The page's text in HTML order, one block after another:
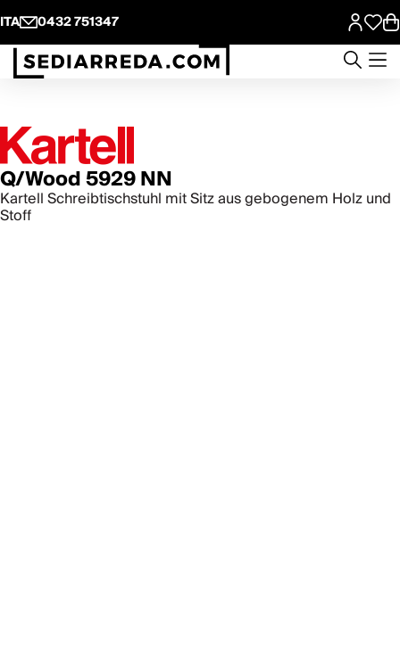
ITA 0432 751347
Q/Wood 5929 NN
Kartell Schreibtischstuhl mit Sitz aus gebogenem Holz und
Stoff